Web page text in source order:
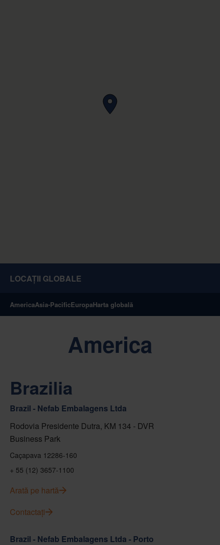
LOCAȚII GLOBALE
AmericaAsia-PacificEuropaHarta globală
America
Brazilia
Brazil - Nefab Embalagens Ltda
Rodovia Presidente Dutra, KM 134 - DVR
Business Park
Caçapava 12286-160
+ 55 (12) 3657-1100
Arată pe hartă
Contactați
Brazil - Nefab Embalagens Ltda - Porto